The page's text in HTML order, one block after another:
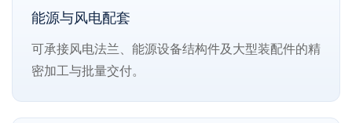
能源与风电配套
可承接风电法兰、能源设备结构件及大型装配件的精
密加工与批量交付。